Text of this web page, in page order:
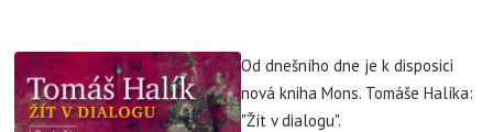
Od dnešního dne je k disposici
nová kniha Mons. Tomáše Halíka:
"Žít v dialogu".